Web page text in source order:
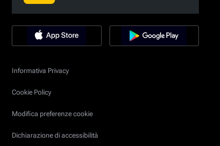
Informativa Privacy
Cookie Policy
Modifica preferenze cookie
Dichiarazione di accessibilità